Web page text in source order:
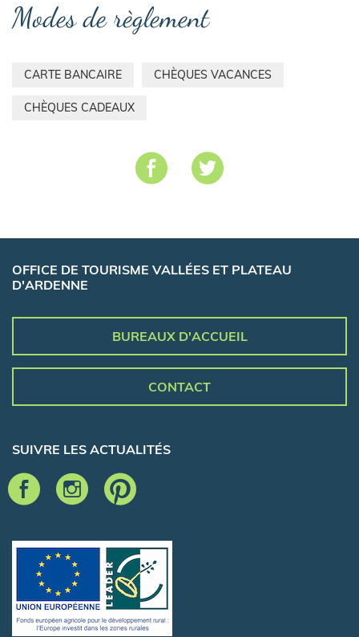
Modes de règlement
CARTE BANCAIRE CHÈQUES VACANCES
CHÈQUES CADEAUX
OFFICE DE TOURISME VALLÉES ET PLATEAU
D'ARDENNE
BUREAUX D'ACCUEIL
CONTACT
SUIVRE LES ACTUALITÉS